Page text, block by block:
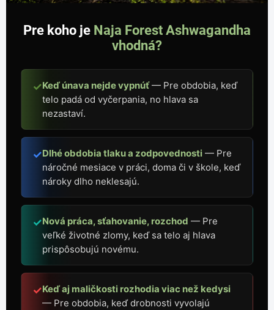
Pre koho je Naja Forest Ashwagandha
vhodná?
✓Keď únava nejde vypnúť— Pre obdobia, keď
telo padá od vyčerpania, no hlava sa
nezastaví.
✓Dlhé obdobia tlaku a zodpovednosti — Pre
náročné mesiace v práci, doma či v škole, keď
nároky dlho neklesajú.
✓Nová práca, sťahovanie, rozchod — Pre
veľké životné zlomy, keď sa telo aj hlava
prispôsobujú novému.
✓Keď aj maličkosti rozhodia viac než kedysi
— Pre obdobia, keď drobnosti vyvolajú